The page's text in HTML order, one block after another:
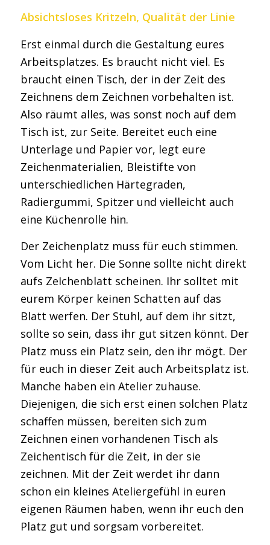
Absichtsloses Kritzeln, Qualität der Linie
Erst einmal durch die Gestaltung eures
Arbeitsplatzes. Es braucht nicht viel. Es
braucht einen Tisch, der in der Zeit des
Zeichnens dem Zeichnen vorbehalten ist.
Also räumt alles, was sonst noch auf dem
Tisch ist, zur Seite. Bereitet euch eine
Unterlage und Papier vor, legt eure
Zeichenmaterialien, Bleistifte von
unterschiedlichen Härtegraden,
Radiergummi, Spitzer und vielleicht auch
eine Küchenrolle hin.
Der Zeichenplatz muss für euch stimmen.
Vom Licht her. Die Sonne sollte nicht direkt
aufs ZeIchenblatt scheinen. Ihr solltet mit
eurem Körper keinen Schatten auf das
Blatt werfen. Der Stuhl, auf dem ihr sitzt,
sollte so sein, dass ihr gut sitzen könnt. Der
Platz muss ein Platz sein, den ihr mögt. Der
für euch in dieser Zeit auch Arbeitsplatz ist.
Manche haben ein Atelier zuhause.
Diejenigen, die sich erst einen solchen Platz
schaffen müssen, bereiten sich zum
Zeichnen einen vorhandenen Tisch als
Zeichentisch für die Zeit, in der sie
zeichnen. Mit der Zeit werdet ihr dann
schon ein kleines Ateliergefühl in euren
eigenen Räumen haben, wenn ihr euch den
Platz gut und sorgsam vorbereitet.